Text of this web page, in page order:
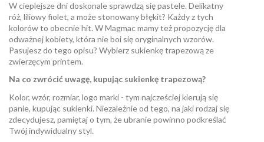
W cieplejsze dni doskonale sprawdzą się pastele. Delikatny
róż, liliowy fiolet, a może stonowany błękit? Każdy z tych
kolorów to obecnie hit. W Magmac mamy też propozycję dla
odważnej kobiety, która nie boi się oryginalnych wzorów.
Pasujesz do tego opisu? Wybierz sukienkę trapezową ze
zwierzęcym printem.
Na co zwrócić uwagę, kupując sukienkę trapezową?
Kolor, wzór, rozmiar, logo marki - tym najcześciej kierują się
panie, kupując sukienki. Niezależnie od tego, na jaki rodzaj się
zdecydujesz, pamiętaj o tym, że ubranie powinno podkreślać
Twój indywidualny styl.